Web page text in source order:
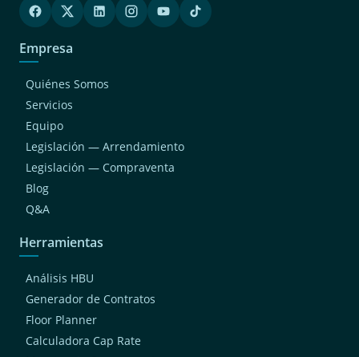
Empresa
Quiénes Somos
Servicios
Equipo
Legislación — Arrendamiento
Legislación — Compraventa
Blog
Q&A
Herramientas
Análisis HBU
Generador de Contratos
Floor Planner
Calculadora Cap Rate